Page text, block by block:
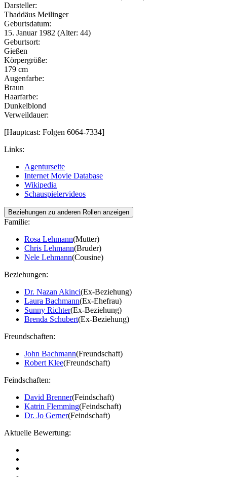
Darsteller:
Thaddäus Meilinger
Geburtsdatum:
15. Januar 1982 (Alter: 44)
Geburtsort:
Gießen
Körpergröße:
179 cm
Augenfarbe:
Braun
Haarfarbe:
Dunkelblond
Verweildauer:
[Hauptcast: Folgen 6064-7334]
Links:
Agenturseite
Internet Movie Database
Wikipedia
Schauspielervideos
Beziehungen zu anderen Rollen anzeigen
Familie:
Rosa Lehmann(Mutter)
Chris Lehmann(Bruder)
Nele Lehmann(Cousine)
Beziehungen:
Dr. Nazan Akinci(Ex-Beziehung)
Laura Bachmann(Ex-Ehefrau)
Sunny Richter(Ex-Beziehung)
Brenda Schubert(Ex-Beziehung)
Freundschaften:
John Bachmann(Freundschaft)
Robert Klee(Freundschaft)
Feindschaften:
David Brenner(Feindschaft)
Katrin Flemming(Feindschaft)
Dr. Jo Gerner(Feindschaft)
Aktuelle Bewertung: